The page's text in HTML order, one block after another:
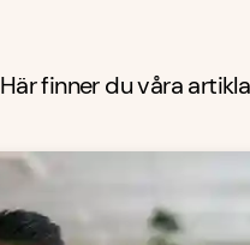
Här finner du våra